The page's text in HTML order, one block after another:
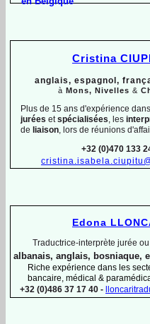
Cristina
anglais, espagnol,
à Mons, Nivelles&
Plus de 15 ans d'expérience
jurées etspécialisées, les
de liaison, lors de réunions
+32 (0)470 133
Edona
Traductrice-interprète jurée
albanais, anglais, bosniaque,
Riche expérience dans les
bancaire, médical &
+32 (0)486 37 17 40 -